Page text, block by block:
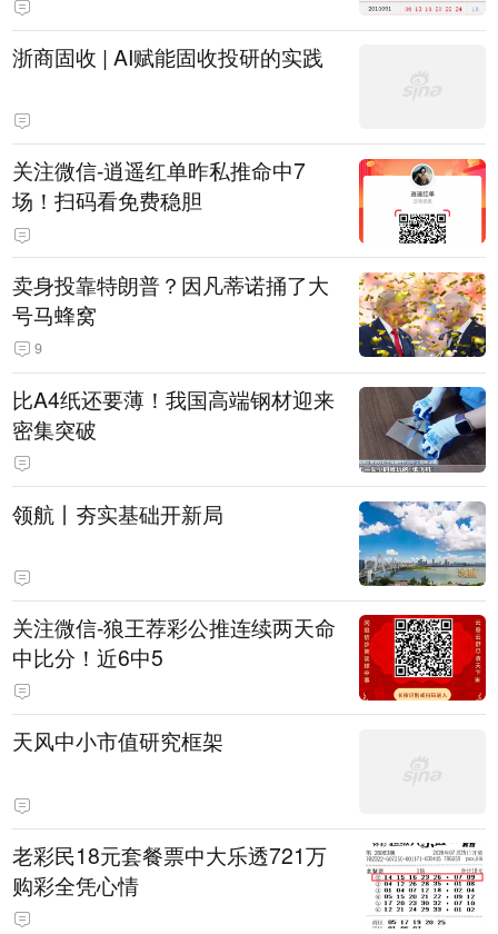
浙商固收 | AI赋能固收投研的实践
关注微信-逍遥红单昨私推命中7
场！扫码看免费稳胆
卖身投靠特朗普？因凡蒂诺捅了大
号马蜂窝
9
比A4纸还要薄！我国高端钢材迎来
密集突破
领航丨夯实基础开新局
关注微信-狼王荐彩公推连续两天命
中比分！近6中5
天风中小市值研究框架
老彩民18元套餐票中大乐透721万
购彩全凭心情